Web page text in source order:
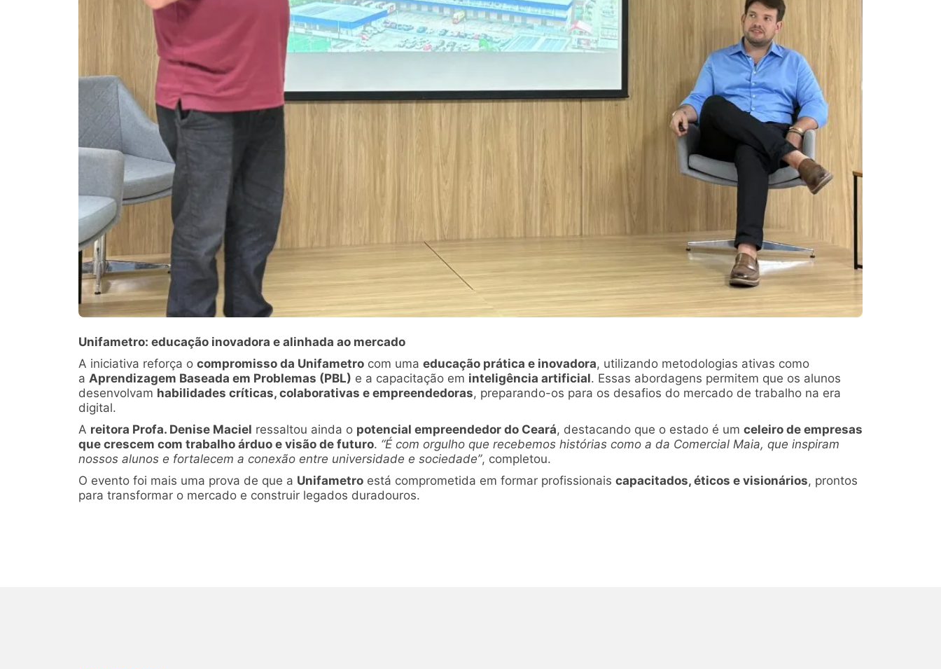
Unifametro: educação inovadora e alinhada ao mercado
A iniciativa reforça o compromisso da Unifametro com uma educação prática e inovadora, utilizando metodologias ativas como
a Aprendizagem Baseada em Problemas (PBL) e a capacitação em inteligência artificial. Essas abordagens permitem que os alunos
desenvolvam habilidades críticas, colaborativas e empreendedoras, preparando-os para os desafios do mercado de trabalho na era
digital.
A reitora Profa. Denise Maciel ressaltou ainda o potencial empreendedor do Ceará, destacando que o estado é um celeiro de empresas
que crescem com trabalho árduo e visão de futuro. “É com orgulho que recebemos histórias como a da Comercial Maia, que inspiram
nossos alunos e fortalecem a conexão entre universidade e sociedade”, completou.
O evento foi mais uma prova de que a Unifametro está comprometida em formar profissionais capacitados, éticos e visionários, prontos
para transformar o mercado e construir legados duradouros.